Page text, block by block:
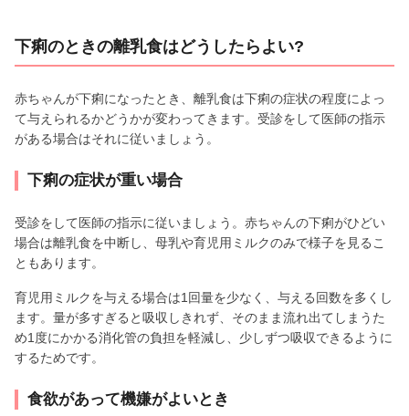
下痢のときの離乳食はどうしたらよい?
赤ちゃんが下痢になったとき、離乳食は下痢の症状の程度によっ
て与えられるかどうかが変わってきます。受診をして医師の指示
がある場合はそれに従いましょう。
下痢の症状が重い場合
受診をして医師の指示に従いましょう。赤ちゃんの下痢がひどい
場合は離乳食を中断し、母乳や育児用ミルクのみで様子を見るこ
ともあります。
育児用ミルクを与える場合は1回量を少なく、与える回数を多くし
ます。量が多すぎると吸収しきれず、そのまま流れ出てしまうた
め1度にかかる消化管の負担を軽減し、少しずつ吸収できるように
するためです。
食欲があって機嫌がよいとき